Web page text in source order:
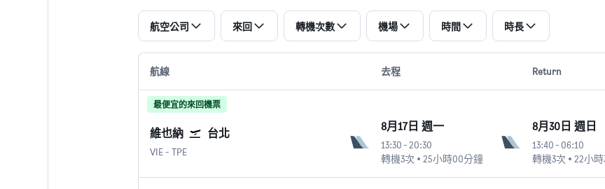
航空公司 來回 轉機次數 機場 時間 時長
航線 去程 Return
最便宜的來回機票
維也納 台北
VIE 維也納國際機場
- TPE
8月17日 週一
13:30 - 20:30
轉機3次
25小時00分鐘
8月30日 週日
13:40- 06:10
轉機3次
22小